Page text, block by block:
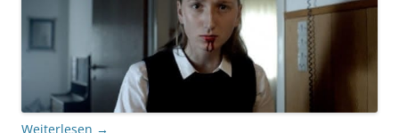
Weiterlesen →